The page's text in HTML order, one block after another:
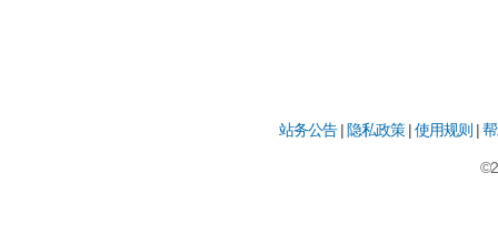
站务公告| 隐私政策|使用规则 |